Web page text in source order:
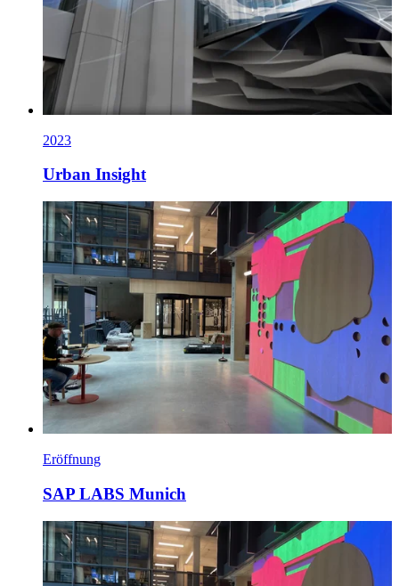
2023
Urban Insight
Eröffnung
SAP LABS Munich